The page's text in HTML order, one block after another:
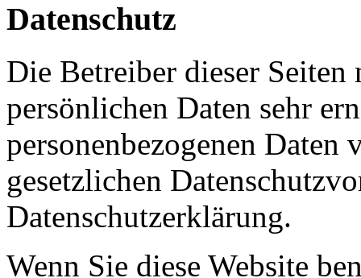
Datenschutz
Die Betreiber dieser Seiten
persönlichen Daten sehr
personenbezogenen Daten
gesetzlichen
Datenschutzerklärung.
Wenn Sie diese Website